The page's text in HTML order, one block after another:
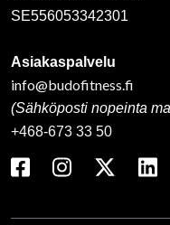
SE556053342301
Asiakaspalvelu
info@budofitness.fi
(Sähköposti nopeinta
+468-673 33 50